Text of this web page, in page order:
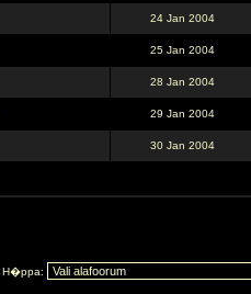
24 Jan 2004
25 Jan 2004
28 Jan 2004
29 Jan 2004
30 Jan 2004
H�ppa: